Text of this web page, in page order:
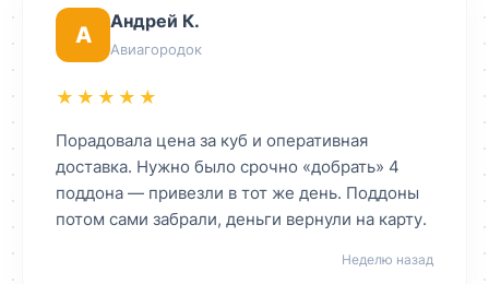
А
Андрей К.
Авиагородок
★★★★★
Порадовала цена за куб и оперативная
доставка. Нужно было срочно «добрать» 4
поддона — привезли в тот же день. Поддоны
потом сами забрали, деньги вернули на карту.
Неделю назад